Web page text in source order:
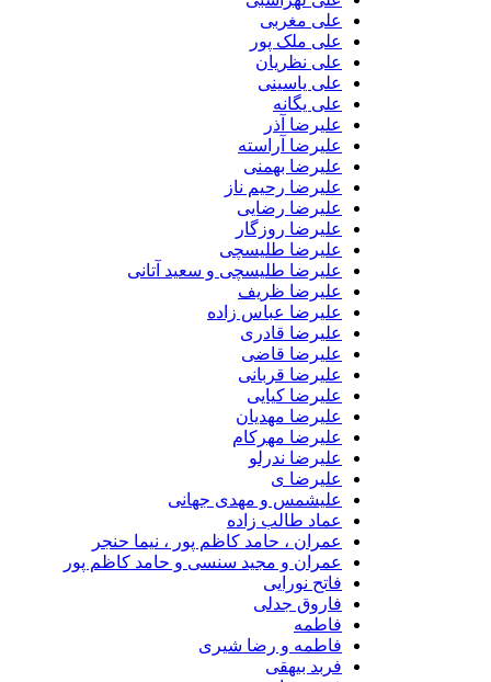
علی مغربی
علی ملک پور
علی نظریان
علی یاسینی
علی یگانه
علیرضا آذر
علیرضا آراسته
علیرضا بهمنی
علیرضا رحیم ناز
علیرضا رضایی
علیرضا روزگار
علیرضا طلیسچی
علیرضا طلیسچی و سعید آتانی
علیرضا ظریف
علیرضا عباس زاده
علیرضا قادری
علیرضا قاضی
علیرضا قربانی
علیرضا کیایی
علیرضا مهدیان
علیرضا مهرکام
علیرضا ندرلو
علیرضا ی
علیشمس و مهدی جهانی
عماد طالب زاده
عمران ، حامد کاظم پور ، نیما حنجر
عمران و مجید سنسی و حامد کاظم پور
فاتح نورایی
فاروق جدلی
فاطمه
فاطمه و رضا شیری
فربد بیهقی